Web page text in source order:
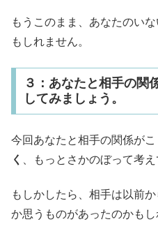
もうこのまま、あなたのい
もしれません。
３：あなたと相手の関
してみましょう。
今回あなたと相手の関係がこ
く
、もっとさかのぼって考
もしかしたら、相手は以前
か思うものがあったのかもし